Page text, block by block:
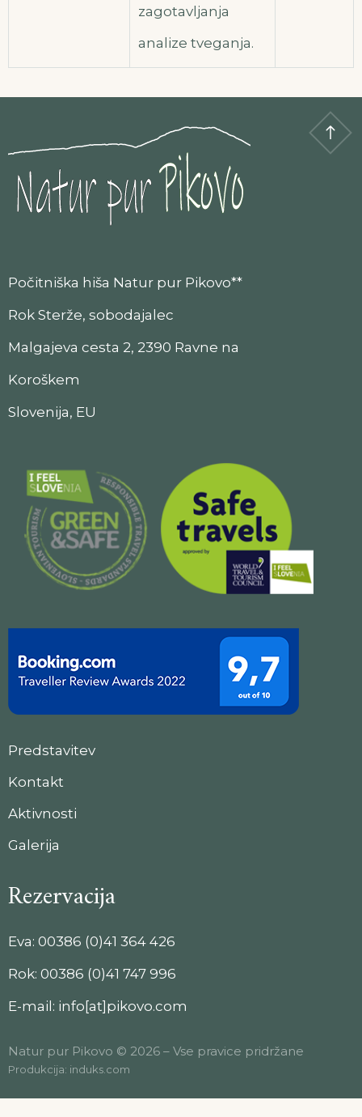
zagotavljanja
analize tveganja.
Počitniška hiša Natur pur Pikovo**
Rok Sterže, sobodajalec
Malgajeva cesta 2, 2390 Ravne na
Koroškem
Slovenija, EU
Predstavitev
Kontakt
Aktivnosti
Galerija
Rezervacija
Eva: 00386 (0)41 364 426
Rok: 00386 (0)41 747 996
E-mail: info[at]pikovo.com
Natur pur Pikovo © 2026 – Vse pravice pridržane
Produkcija: induks.com